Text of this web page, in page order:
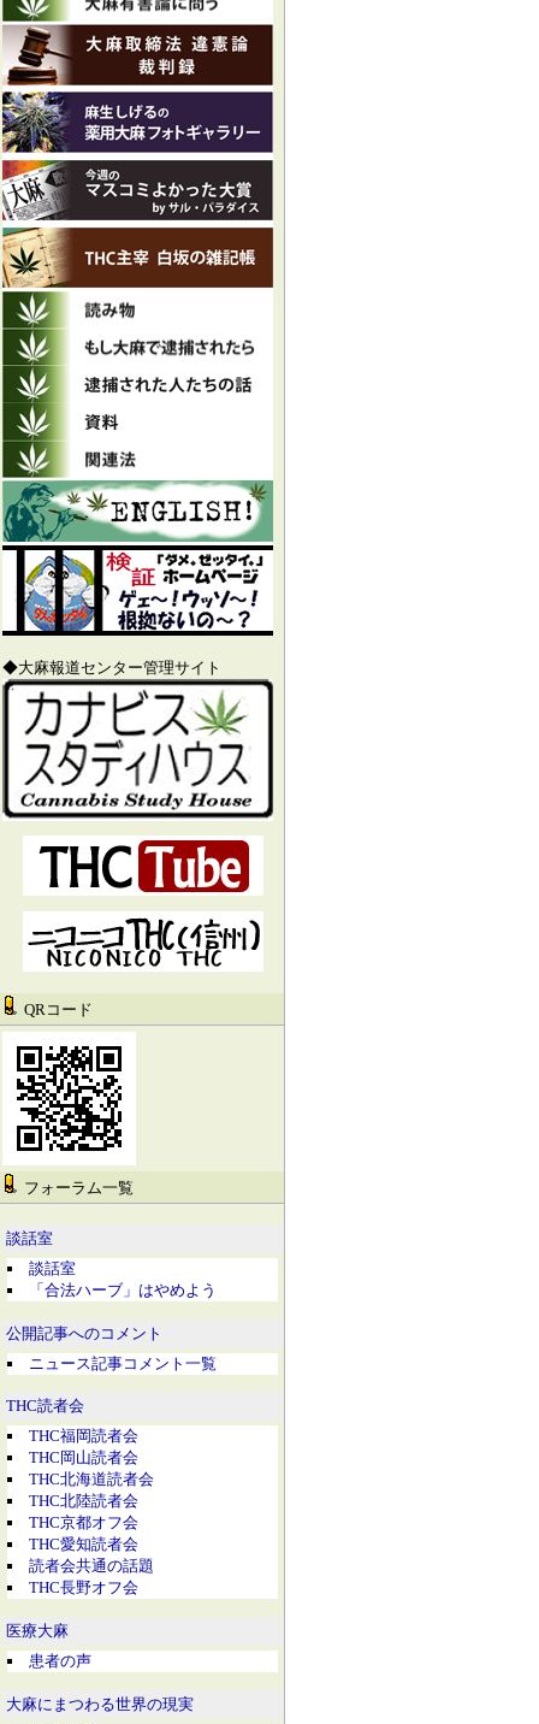
◆大麻報道センター管理サイト
QRコード
フォーラム一覧
談話室
談話室
「合法ハーブ」はやめよう
公開記事へのコメント
ニュース記事コメント一覧
THC読者会
THC福岡読者会
THC岡山読者会
THC北海道読者会
THC北陸読者会
THC京都オフ会
THC愛知読者会
読者会共通の話題
THC長野オフ会
医療大麻
患者の声
大麻にまつわる世界の現実